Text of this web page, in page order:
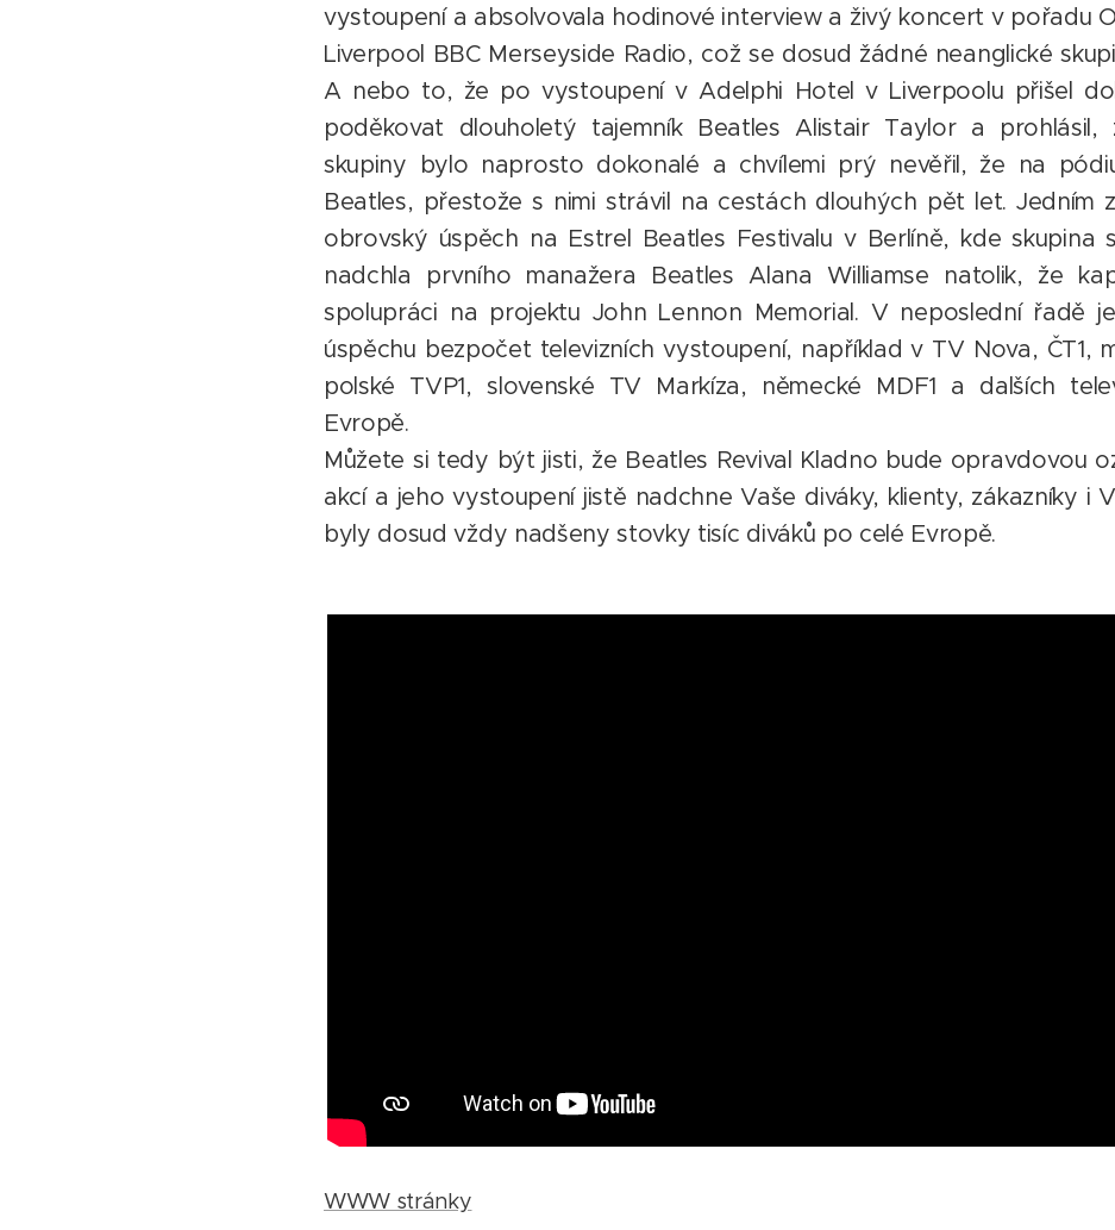
vystoupení a absolvovala hodinové interview a živý koncert v pořadu
Liverpool BBC Merseyside Radio, což se dosud žádné neanglické
A nebo to, že po vystoupení v Adelphi Hotel v Liverpoolu přišel
poděkovat dlouholetý tajemník Beatles Alistair Taylor a prohlásil,
skupiny bylo naprosto dokonalé a chvílemi prý nevěřil, že na
Beatles, přestože s nimi strávil na cestách dlouhých pět let. Jedním
obrovský úspěch na Estrel Beatles Festivalu v Berlíně, kde skupina
nadchla prvního manažera Beatles Alana Williamse natolik, že
spolupráci na projektu John Lennon Memorial. V neposlední řadě
úspěchu bezpočet televizních vystoupení, například v TV Nova, ČT1,
polské TVP1, slovenské TV Markíza, německé MDF1 a dalších
Evropě.
Můžete si tedy být jisti, že Beatles Revival Kladno bude opravdovou
akcí a jeho vystoupení jistě nadchne Vaše diváky, klienty, zákazníky i
byly dosud vždy nadšeny stovky tisíc diváků po celé Evropě.
WWW stránky